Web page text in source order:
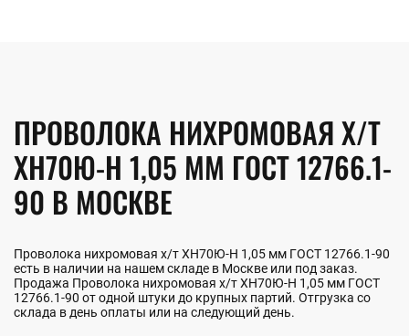
ПРОВОЛОКА НИХРОМОВАЯ Х/Т
ХН70Ю-Н 1,05 ММ ГОСТ 12766.1-
90 В МОСКВЕ
Проволока нихромовая х/т ХН70Ю-Н 1,05 мм ГОСТ 12766.1-90
есть в наличии на нашем складе в Москве или под заказ.
Продажа Проволока нихромовая х/т ХН70Ю-Н 1,05 мм ГОСТ
12766.1-90 от одной штуки до крупных партий. Отгрузка со
склада в день оплаты или на следующий день.